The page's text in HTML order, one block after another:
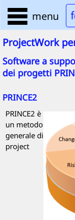
menu
ProjectWork
Software a
dei progetti
PRINCE2
PRINCE2 è
un metodo
generale di
project